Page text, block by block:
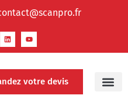
votre devis